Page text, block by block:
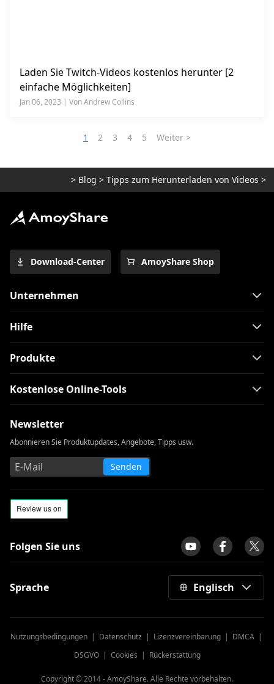
Laden Sie Twitch-Videos kostenlos herunter [2
einfache Möglichkeiten]
Jan 06, 2023 | Von Andrew Collins
1 2 3 4 5 Weiter >
> Blog > Tipps zum Herunterladen von Videos >
Download-Center AmoyShare Shop
Unternehmen
Hilfe
Produkte
Kostenlose Online-Tools
Newsletter
Abonnieren Sie Produktupdates, Angebote, Tipps usw.
Senden
Folgen Sie uns
Sprache Englisch
Nutzungsbedingungen| Datenschutz | Lizenzvereinbarung| DMCA|
DSGVO| Cookies | Rückerstattung
Copyright © 2014 -AmoyShare. Alle Rechte vorbehalten.